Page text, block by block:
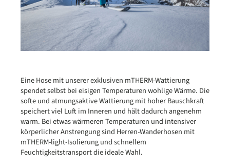
Eine Hose mit unserer exklusiven mTHERM-Wattierung
spendet selbst bei eisigen Temperaturen wohlige Wärme. Die
softe und atmungsaktive Wattierung mit hoher Bauschkraft
speichert viel Luft im Inneren und hält dadurch angenehm
warm. Bei etwas wärmeren Temperaturen und intensiver
körperlicher Anstrengung sind Herren-Wanderhosen mit
mTHERM-light-Isolierung und schnellem
Feuchtigkeitstransport die ideale Wahl.